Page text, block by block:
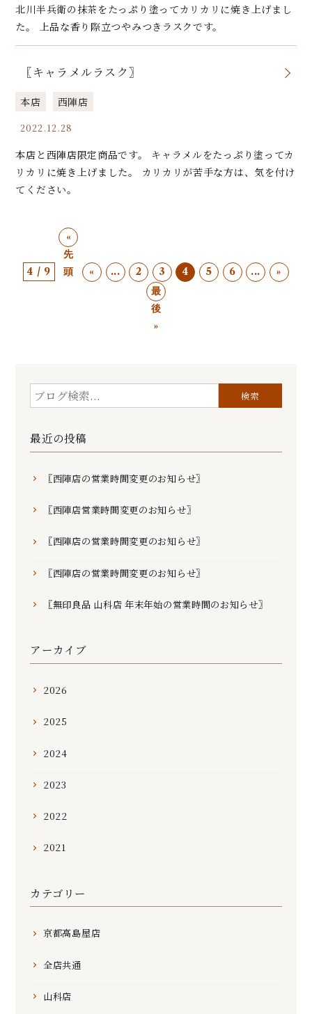
北川半兵衛の抹茶をたっぷり塗ってカリカリに焼き上げまし
た。 上品な香り際立つやみつきラスクです。
〖キャラメルラスク〗
本店 西陣店
2022.12.28
本店と西陣店限定商品です。 キャラメルをたっぷり塗ってカ
リカリに焼き上げました。 カリカリが苦手な方は、気を付け
てください。
4 / 9
«
先
頭
« ... 2 3 4 5 6 ...
»
最
後
»
最近の投稿
〖西陣店の営業時間変更のお知らせ〗
〖西陣店営業時間変更のお知らせ〗
〖西陣店の営業時間変更のお知らせ〗
〖西陣店の営業時間変更のお知らせ〗
〖無印良品 山科店 年末年始の営業時間のお知らせ〗
アーカイブ
2026
2025
2024
2023
2022
2021
カテゴリー
京都高島屋店
全店共通
山科店